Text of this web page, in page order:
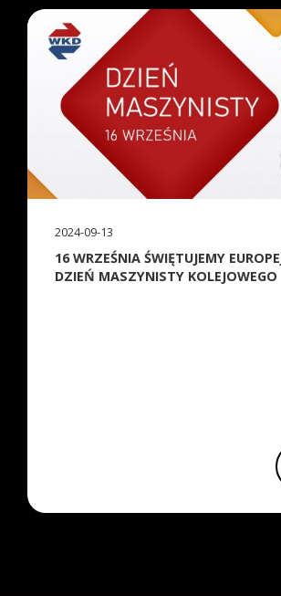
2024-09-13
16 WRZEŚNIA ŚWIĘTUJEMY
DZIEŃ MASZYNISTY KOLEJOWEGO